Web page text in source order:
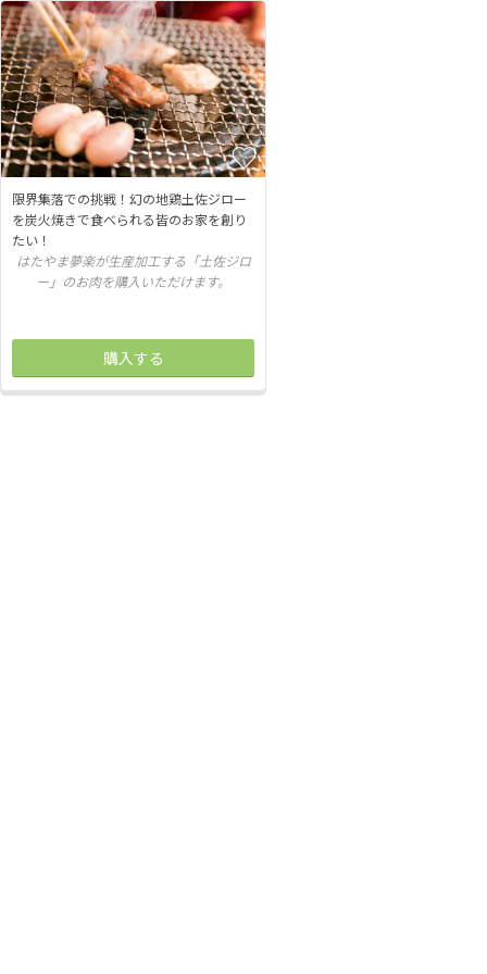
限界集落での挑戦！幻の地鶏土佐ジロー
を炭火焼きで食べられる皆のお家を創り
たい！
はたやま夢楽が生産加工する「土佐ジロ
ー」のお肉を購入いただけます。
購入する